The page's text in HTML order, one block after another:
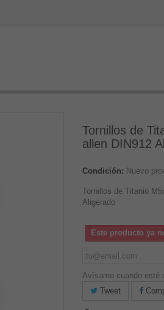
Tornillos de
allen DIN912
Condición: Nuevo
Tornillos de Titanio
Aligerado
Este producto ya
Avísame cuando esté
Tweet